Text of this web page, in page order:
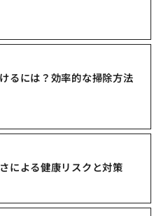
るには？効率的な掃除方法
による健康リスクと対策